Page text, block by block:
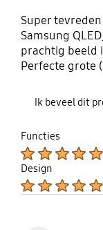
Super
Samsung
prachtig beeld
Perfecte grote
binnen
gemakkelijke
Ik beveel dit
Functies
Design